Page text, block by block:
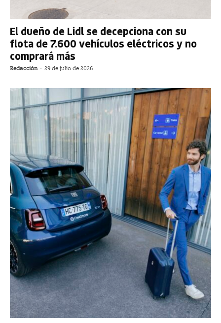
El dueño de Lidl se decepciona con su
flota de 7.600 vehículos eléctricos y no
comprará más
Redacción - 29 de julio de 2026